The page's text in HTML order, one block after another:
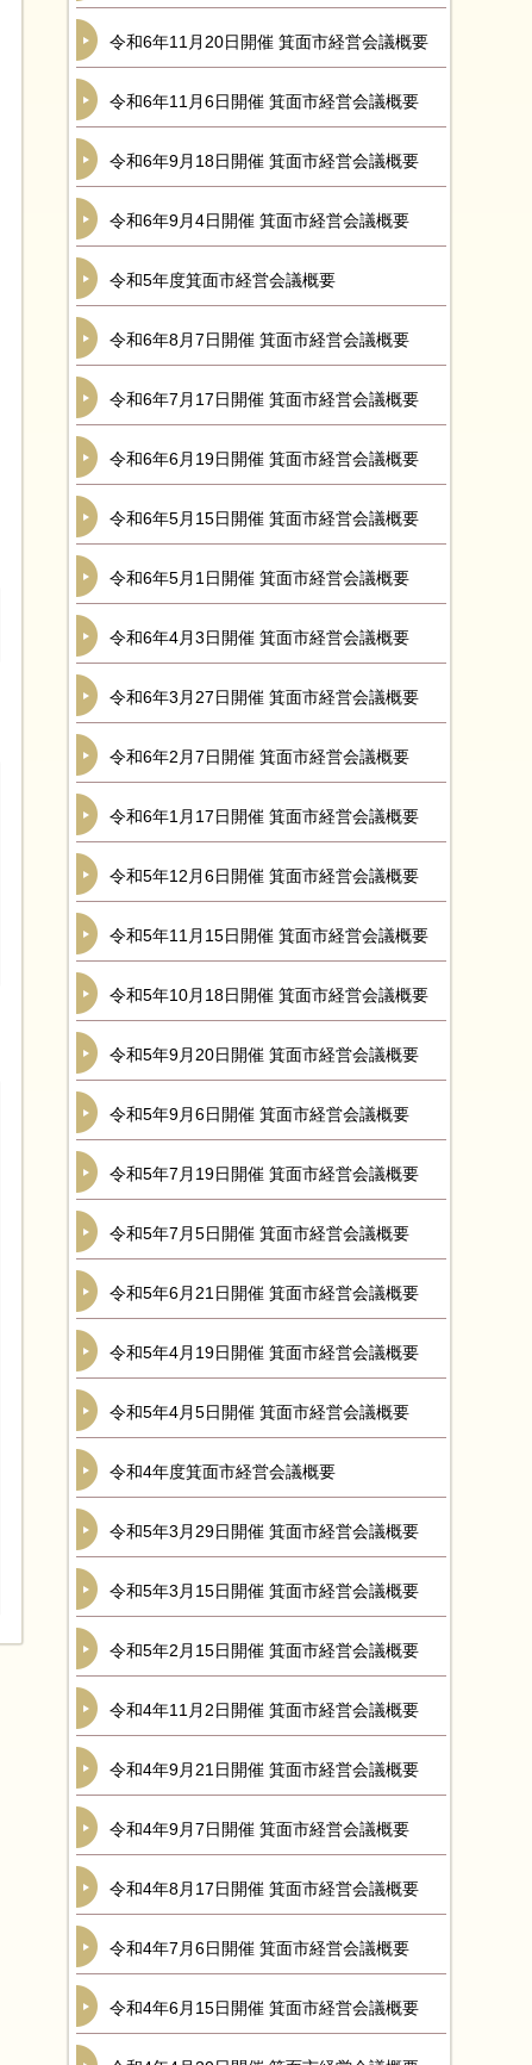
令和6年11月20日開催 箕面市経営会議概要
令和6年11月6日開催 箕面市経営会議概要
令和6年9月18日開催 箕面市経営会議概要
令和6年9月4日開催 箕面市経営会議概要
令和5年度箕面市経営会議概要
令和6年8月7日開催 箕面市経営会議概要
令和6年7月17日開催 箕面市経営会議概要
令和6年6月19日開催 箕面市経営会議概要
令和6年5月15日開催 箕面市経営会議概要
令和6年5月1日開催 箕面市経営会議概要
令和6年4月3日開催 箕面市経営会議概要
令和6年3月27日開催 箕面市経営会議概要
令和6年2月7日開催 箕面市経営会議概要
令和6年1月17日開催 箕面市経営会議概要
令和5年12月6日開催 箕面市経営会議概要
令和5年11月15日開催 箕面市経営会議概要
令和5年10月18日開催 箕面市経営会議概要
令和5年9月20日開催 箕面市経営会議概要
令和5年9月6日開催 箕面市経営会議概要
令和5年7月19日開催 箕面市経営会議概要
令和5年7月5日開催 箕面市経営会議概要
令和5年6月21日開催 箕面市経営会議概要
令和5年4月19日開催 箕面市経営会議概要
令和5年4月5日開催 箕面市経営会議概要
令和4年度箕面市経営会議概要
令和5年3月29日開催 箕面市経営会議概要
令和5年3月15日開催 箕面市経営会議概要
令和5年2月15日開催 箕面市経営会議概要
令和4年11月2日開催 箕面市経営会議概要
令和4年9月21日開催 箕面市経営会議概要
令和4年9月7日開催 箕面市経営会議概要
令和4年8月17日開催 箕面市経営会議概要
令和4年7月6日開催 箕面市経営会議概要
令和4年6月15日開催 箕面市経営会議概要